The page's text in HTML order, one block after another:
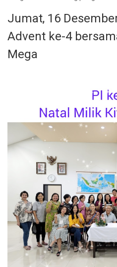
Jumat, 16
Advent ke-4
Mega